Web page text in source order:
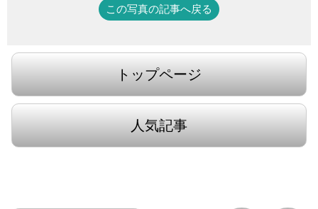
この写真の記事へ戻る
トップページ
人気記事